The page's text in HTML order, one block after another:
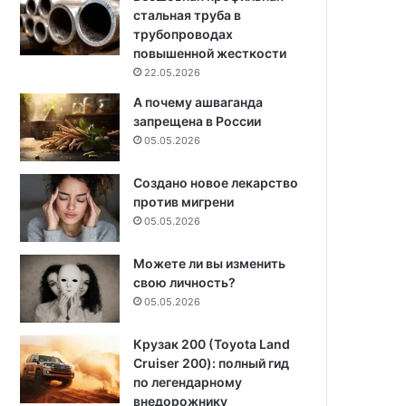
стальная труба в
трубопроводах
повышенной жесткости
22.05.2026
А почему ашваганда
запрещена в России
05.05.2026
Создано новое лекарство
против мигрени
05.05.2026
Можете ли вы изменить
свою личность?
05.05.2026
Крузак 200 (Toyota Land
Cruiser 200): полный гид
по легендарному
внедорожнику